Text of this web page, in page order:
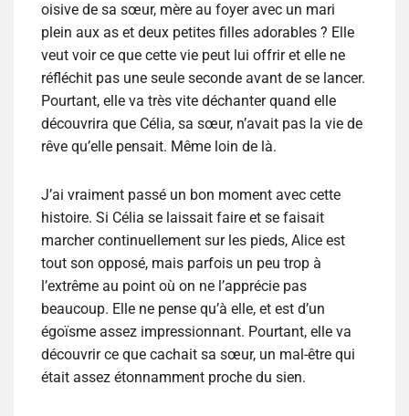
oisive de sa sœur, mère au foyer avec un mari
plein aux as et deux petites filles adorables ? Elle
veut voir ce que cette vie peut lui offrir et elle ne
réfléchit pas une seule seconde avant de se lancer.
Pourtant, elle va très vite déchanter quand elle
découvrira que Célia, sa sœur, n’avait pas la vie de
rêve qu’elle pensait. Même loin de là.
J’ai vraiment passé un bon moment avec cette
histoire. Si Célia se laissait faire et se faisait
marcher continuellement sur les pieds, Alice est
tout son opposé, mais parfois un peu trop à
l’extrême au point où on ne l’apprécie pas
beaucoup. Elle ne pense qu’à elle, et est d’un
égoïsme assez impressionnant. Pourtant, elle va
découvrir ce que cachait sa sœur, un mal-être qui
était assez étonnamment proche du sien.